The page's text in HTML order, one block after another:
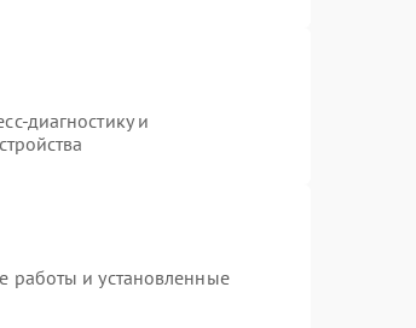
диагностику и
работы и установленные